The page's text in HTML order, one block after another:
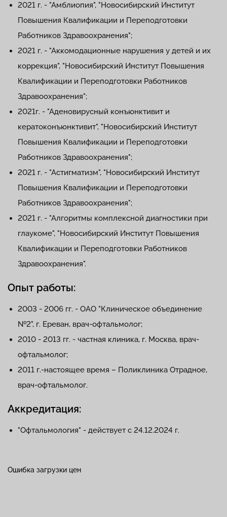
2021 г. - "Амблиопия", "Новосибирский Институт
Повышения Квалификации и Переподготовки
Работников Здравоохранения";
2021 г. - "Аккомодационные нарушения у детей и их
коррекция", "Новосибирский Институт Повышения
Квалификации и Переподготовки Работников
Здравоохранения";
2021г. - "Аденовирусный конъюнктивит и
кератоконъюнктивит", "Новосибирский Институт
Повышения Квалификации и Переподготовки
Работников Здравоохранения";
2021 г. - "Астигматизм", "Новосибирский Институт
Повышения Квалификации и Переподготовки
Работников Здравоохранения";
2021 г. - "Алгоритмы комплексной диагностики при
глаукоме", "Новосибирский Институт Повышения
Квалификации и Переподготовки Работников
Здравоохранения".
Опыт работы:
2003 - 2006 гг. - ОАО "Клиническое объединение
№2", г. Ереван, врач-офтальмолог;
2010 - 2013 гг. - частная клиника, г. Москва, врач-
офтальмолог;
2011 г.-настоящее время – Поликлиника Отрадное,
врач-офтальмолог.
Аккредитация:
"Офтальмология" - действует с 24.12.2024 г.
Ошибка загрузки цен